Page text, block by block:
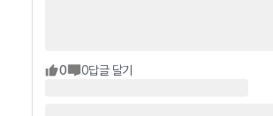
0 0답글 달기